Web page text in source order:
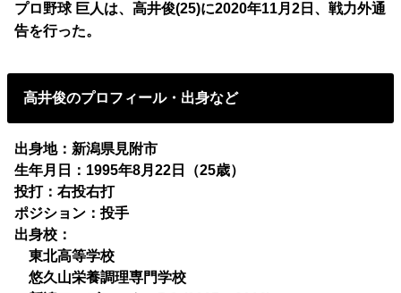
プロ野球 巨人は、高井俊(25)に2020年11月2日、戦力外通
告を行った。
高井俊のプロフィール・出身など
出身地：新潟県見附市
生年月日：1995年8月22日（25歳）
投打：右投右打
ポジション：投手
出身校：
東北高等学校
悠久山栄養調理専門学校